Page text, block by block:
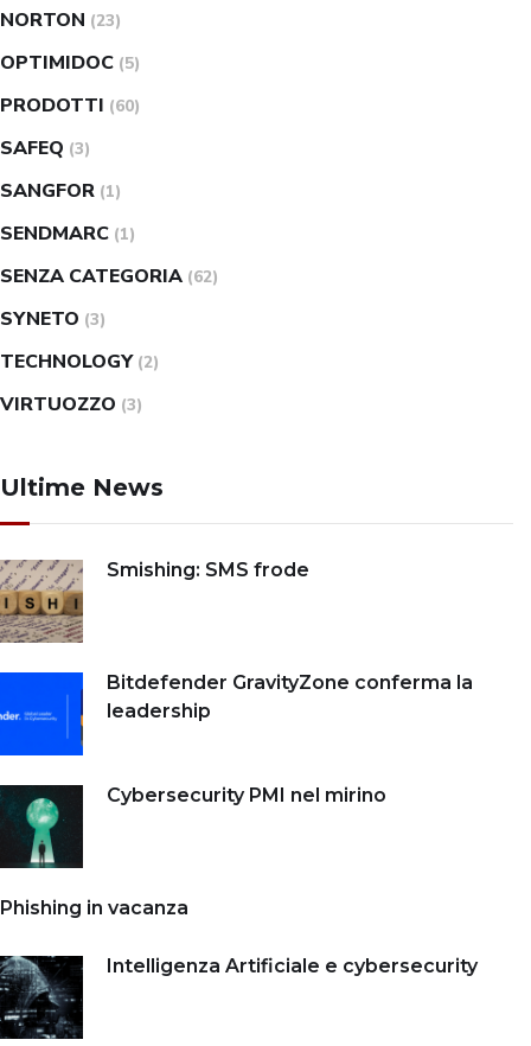
NORTON (23)
OPTIMIDOC (5)
PRODOTTI (60)
SAFEQ (3)
SANGFOR (1)
SENDMARC (1)
SENZA CATEGORIA (62)
SYNETO (3)
TECHNOLOGY (2)
VIRTUOZZO (3)
Ultime News
Smishing: SMS frode
Bitdefender GravityZone conferma la
leadership
Cybersecurity PMI nel mirino
Phishing in vacanza
Intelligenza Artificiale e cybersecurity